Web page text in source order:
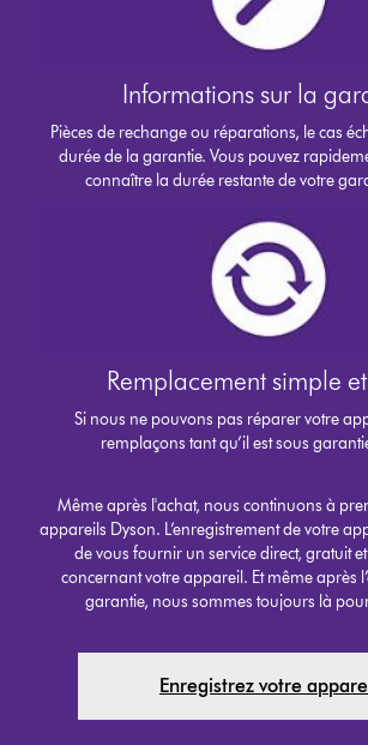
Informations sur la
Pièces de rechange ou réparations, le cas
durée de la garantie. Vous pouvez
connaître la durée restante de votre
Remplacement simple
Si nous ne pouvons pas réparer votre
remplaçons tant qu’il est sous
Même après l'achat, nous continuons à
appareils Dyson. L’enregistrement de votre
de vous fournir un service direct, gratuit
concernant votre appareil. Et même après
garantie, nous sommes toujours là
Enregistrez votre